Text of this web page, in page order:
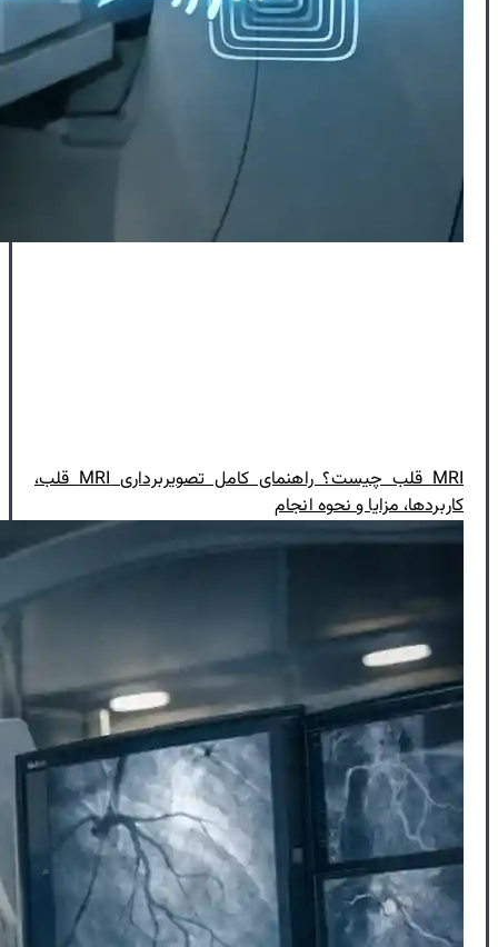
MRI قلب چیست؟ راهنمای کامل تصویربرداری MRI قلب،
کاربردها، مزایا و نحوه انجام